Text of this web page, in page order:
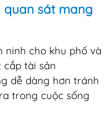
quan sát mang
ninh cho khu phố và
tài sản
dễ dàng hơn tránh
trong cuộc sống